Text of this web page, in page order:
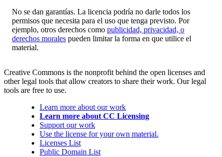
No se dan garantías. La licencia podría no darle todos los
permisos que necesita para el uso que tenga previsto. Por
ejemplo, otros derechos como publicidad, privacidad, o
derechos morales pueden limitar la forma en que utilice el
material.
Creative Commons is the nonprofit behind the open licenses and
other legal tools that allow creators to share their work. Our legal
tools are free to use.
Learn more about our work
Learn more about CC Licensing
Support our work
Use the license for your own material.
Licenses List
Public Domain List